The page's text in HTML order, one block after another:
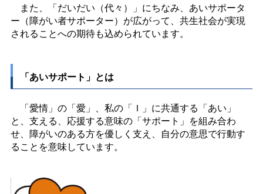
また、「だいだい（代々）」にちなみ、あいサポータ
ー（障がい者サポーター）が広がって、共生社会が実現
されることへの期待も込められています。
「あいサポート」とは
「愛情」の「愛」、私の「Ｉ」に共通する「あい」
と、支える、応援する意味の「サポート」を組み合わ
せ、障がいのある方を優しく支え、自分の意思で行動す
ることを意味しています。